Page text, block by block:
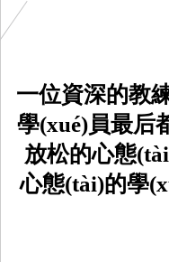
一位資深的教
學(xué)員最后
放松的心態
心態(tài)的學